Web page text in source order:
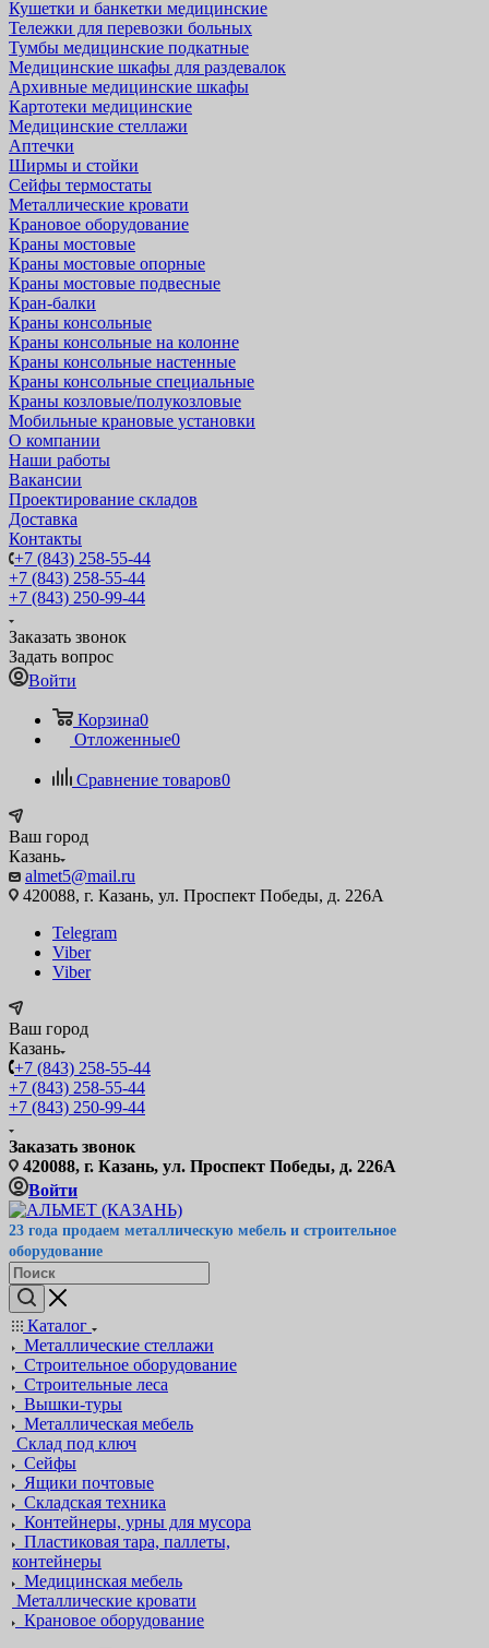
Кушетки и банкетки медицинские
Тележки для перевозки больных
Тумбы медицинские подкатные
Медицинские шкафы для раздевалок
Архивные медицинские шкафы
Картотеки медицинские
Медицинские стеллажи
Аптечки
Ширмы и стойки
Сейфы термостаты
Металлические кровати
Крановое оборудование
Краны мостовые
Краны мостовые опорные
Краны мостовые подвесные
Кран-балки
Краны консольные
Краны консольные на колонне
Краны консольные настенные
Краны консольные специальные
Краны козловые/полукозловые
Мобильные крановые установки
О компании
Наши работы
Вакансии
Проектирование складов
Доставка
Контакты
+7 (843) 258-55-44
+7 (843) 258-55-44
+7 (843) 250-99-44
Заказать звонок
Задать вопрос
Войти
Корзина0
Отложенные0
Сравнение товаров0
Ваш город
Казань
almet5@mail.ru
420088, г. Казань, ул. Проспект Победы, д. 226А
Telegram
Viber
Viber
Ваш город
Казань
+7 (843) 258-55-44
+7 (843) 258-55-44
+7 (843) 250-99-44
Заказать звонок
420088, г. Казань, ул. Проспект Победы, д. 226А
Войти
23 года продаем металлическую мебель и строительное
оборудование
Каталог
Металлические стеллажи
Строительное оборудование
Строительные леса
Вышки-туры
Металлическая мебель
Склад под ключ
Сейфы
Ящики почтовые
Складская техника
Контейнеры, урны для мусора
Пластиковая тара, паллеты,
контейнеры
Медицинская мебель
Металлические кровати
Крановое оборудование